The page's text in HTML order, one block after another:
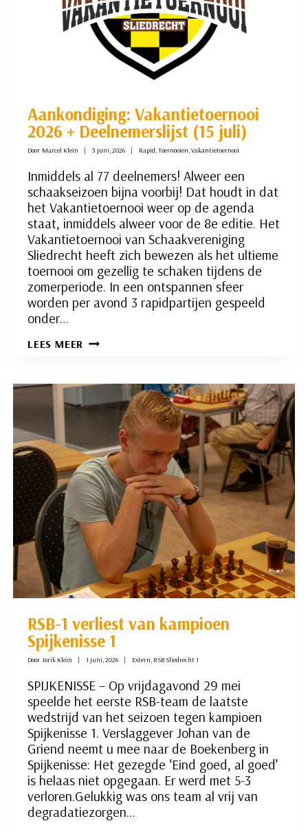
Aankondiging: Vakantietoernooi
2026 + Deelnemerslijst (15 juli)
Door Marcel Klein 3 juni, 2026 Rapid,Toernooien,Vakantietoernooi
Inmiddels al 77 deelnemers! Alweer een
schaakseizoen bijna voorbij! Dat houdt in dat
het Vakantietoernooi weer op de agenda
staat, inmiddels alweer voor de 8e editie. Het
Vakantietoernooi van Schaakvereniging
Sliedrecht heeft zich bewezen als het ultieme
toernooi om gezellig te schaken tijdens de
zomerperiode. In een ontspannen sfeer
worden per avond 3 rapidpartijen gespeeld
onder…
LEES MEER AANKONDIGING:
DEELNEMERSLIJST
(15
JULI)
RSB-1 verliest van kampioen
Spijkenisse 1
Door Jorik Klein 1 juni, 2026 Extern, RSB Sliedrecht 1
SPIJKENISSE – Op vrijdagavond 29 mei
speelde het eerste RSB-team de laatste
wedstrijd van het seizoen tegen kampioen
Spijkenisse 1. Verslaggever Johan van de
Griend neemt u mee naar de Boekenberg in
Spijkenisse: Het gezegde ‘Eind goed, al goed’
is helaas niet opgegaan. Er werd met 5-3
verloren.Gelukkig was ons team al vrij van
degradatiezorgen…